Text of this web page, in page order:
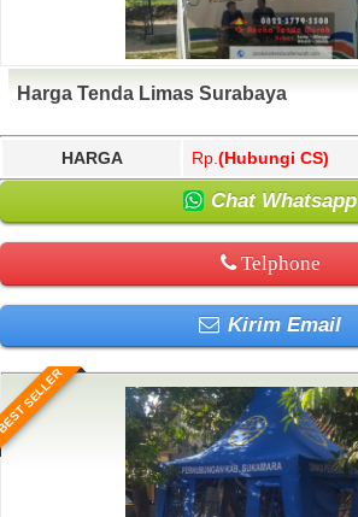
Harga Tenda Limas Surabaya
HARGA Rp. (Hubungi CS)
Chat Whatsapp
Telphone
Kirim Email
SELLER